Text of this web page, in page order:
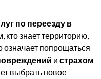
по переезду в
кто знает территорию,
попрощаться
и страхом
выбрать новое